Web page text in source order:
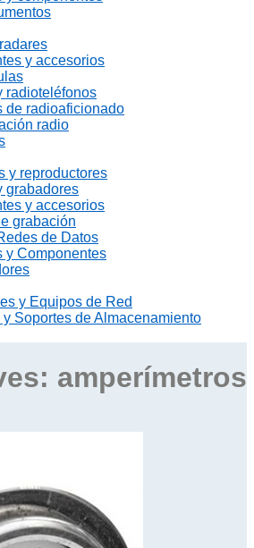
y accesorios
radioteléfonos
de radioaficionado
radio
y reproductores
grabadores
y accesorios
grabación
de Datos
y Componentes
y Equipos de Red
y Soportes de Almacenamiento
amperímetros